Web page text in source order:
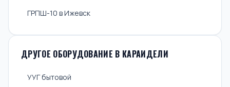
ГРПШ-10 в Ижевск
ДРУГОЕ ОБОРУДОВАНИЕ В КАРАИДЕЛИ
УУГ бытовой